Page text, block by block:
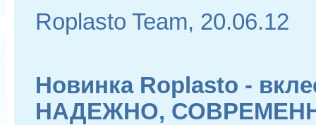
Roplasto Team, 20.06.12
Новинка Roplasto -
НАДЕЖНО,